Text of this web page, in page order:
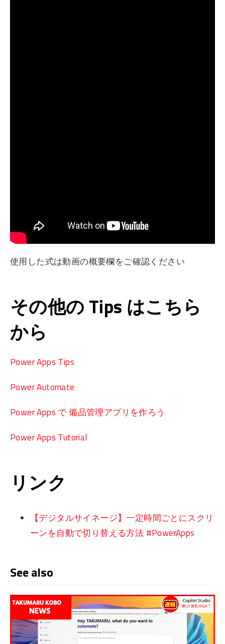
使用した式は動画の概要欄をご確認ください
その他の Tips はこちら
から
Power Apps Tips
Power Automate
Power Apps で 備品管理アプリを作ろう
Power Apps Tutorial
リンク
【デジタルサイネージ】一定時間ごとにスクリ
ーンを自動で切り替える方法 #PowerApps
See also